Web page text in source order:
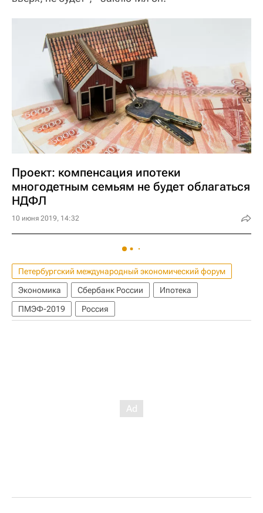
Проект: компенсация ипотеки
многодетным семьям не будет облагаться
НДФЛ
10 июня 2019, 14:32
Петербургский международный экономический форум
Экономика
Сбербанк России
Ипотека
ПМЭФ-2019
Россия